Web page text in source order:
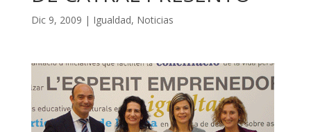
Dic 9, 2009 | Igualdad, Noticias